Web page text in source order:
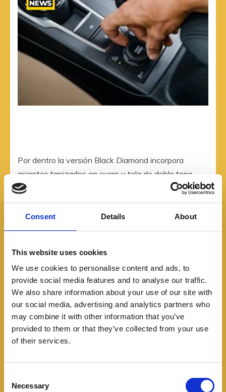
Consent Details About
This website uses cookies
We use cookies to personalise content and ads, to
provide social media features and to analyse our traffic.
We also share information about your use of our site with
our social media, advertising and analytics partners who
may combine it with other information that you’ve
provided to them or that they’ve collected from your use
of their services.
Necessary
Por dentro la versión Black Diamond incorpora
asientos tapizados en cuero y tela de doble tono,
además del techo corredizo eléctrico. Conserva
algunas características destacables del Bronco Sport
como las superficies impermeables, la mesa auxiliar,
el portón trasero con luz de proyección, apertura